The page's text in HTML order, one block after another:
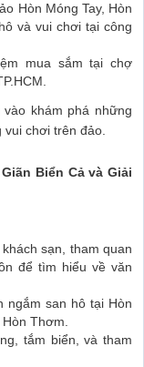
Hòn Móng Tay, Hòn
và vui chơi tại công
mua sắm tại chợ
khám phá những
chơi trên đảo.
Biển Cả và Giải
sạn, tham quan
để tìm hiểu về văn
ngắm san hô tại Hòn
Thơm.
tắm biển, và tham